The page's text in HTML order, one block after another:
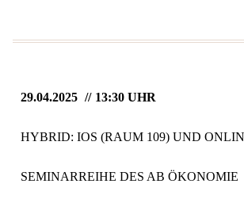
29.04.2025 13:30 UHR
HYBRID: IOS (RAUM 109) UND
SEMINARREIHE DES AB ÖKONOMIE